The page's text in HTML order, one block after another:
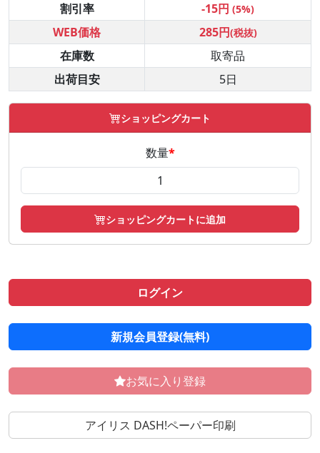
割引率 -15円 (5%)
WEB価格 285円(税抜)
在庫数
取寄品
出荷目安
5日
ショッピングカート
数量*
ショッピングカートに追加
ログイン
新規会員登録(無料)
お気に入り登録
アイリス DASH!ペーパー印刷